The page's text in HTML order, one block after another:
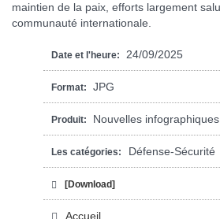
maintien de la paix, efforts largement
communauté internationale.
Date et l'heure: 24/09/2025
Format: JPG
Produit: Nouvelles
Les catégories: Défense-Sécurité
[Download]
Accueil